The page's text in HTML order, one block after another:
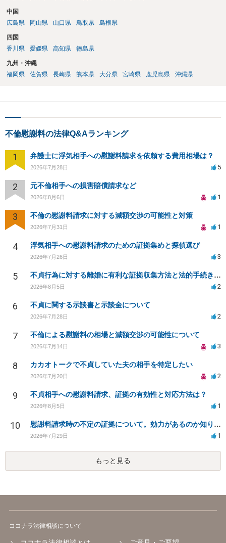
中国
広島県
岡山県 山口県 鳥取県 島根県
四国
香川県
愛媛県 高知県 徳島県
九州・沖縄
福岡県
佐賀県 長崎県 熊本県 大分県 宮崎県 鹿児島県 沖縄県
不倫慰謝料の法律Q&Aランキング
1 弁護士に浮気相手への慰謝料請求を依頼する費用相場は？
2026年7月28日 5
2 元不倫相手への損害賠償請求など
2026年8月6日 1
3 不倫の慰謝料請求に対する減額交渉の可能性と対策
2026年7月31日 1
4 浮気相手への慰謝料請求のための証拠集めと探偵選び
2026年7月26日 3
5 不貞行為に対する離婚に有利な証拠収集方法と法的手続きについて
2026年8月5日 2
6 不貞に関する示談書と示談金について
2026年7月28日 2
7 不倫による慰謝料の相場と減額交渉の可能性について
2026年7月14日 3
8 カカオトークで不貞していた夫の相手を特定したい
2026年7月20日 2
9 不貞相手への慰謝料請求、証拠の有効性と対応方法は？
2026年8月5日 1
10 慰謝料請求時の不定の証拠について。効力があるのか知りたい。
2026年7月29日 1
もっと見る
ココナラ法律相談について